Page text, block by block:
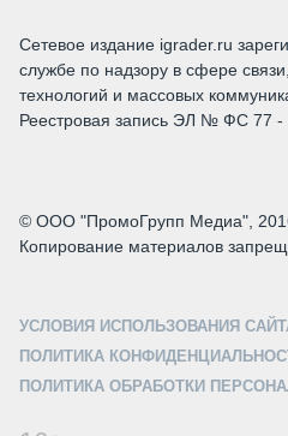
Сетевое издание igrader.ru
службе по надзору в сфере
технологий и массовых
Реестровая запись ЭЛ № ФС 77 -
© ООО "ПромоГрупп Медиа",
Копирование материалов
УСЛОВИЯ ИСПОЛЬЗОВАНИЯ
ПОЛИТИКА
ПОЛИТИКА ОБРАБОТКИ